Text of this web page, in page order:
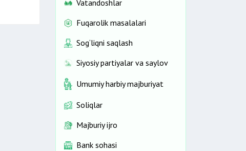
Vatandoshlar
Fuqarolik masalalari
Sog‘liqni saqlash
Siyosiy partiyalar va saylov
Umumiy harbiy majburiyat
Soliqlar
Majburiy ijro
Bank sohasi